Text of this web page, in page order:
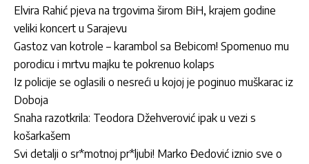
Elvira Rahić pjeva na trgovima širom BiH, krajem godine
veliki koncert u Sarajevu
Gastoz van kotrole – karambol sa Bebicom! Spomenuo mu
porodicu i mrtvu majku te pokrenuo kolaps
Iz policije se oglasili o nesreći u kojoj je poginuo muškarac iz
Doboja
Snaha razotkrila: Teodora Džehverović ipak u vezi s
košarkašem
Svi detalji o sr*motnoj pr*ljubi! Marko Đedović iznio sve o